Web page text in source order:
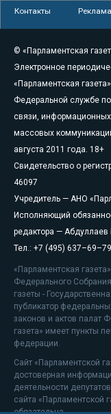
Контакты Реклама
© «Парламентская
Электронное
«Парламентская
Федеральной службе
связи, информационных
массовых
августа 2011 года. 18+
Свидетельство о
46097
Учредитель — АНО
Исполняющий
редактора — Абдуллаев
Тел.: +7 (495)
«Парламентская
Федерального
газеты -
публикатор
законов и актов палат
газета» имеет пункты
федерации.
Сайт «Парламентской
достоверная
деятельности
сайта «Парламентской